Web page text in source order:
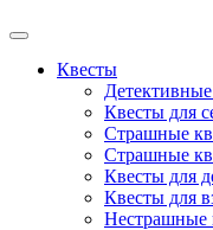
Квесты
Квесты для
Страшные
Страшные
Квесты для
Квесты для
Нестрашные